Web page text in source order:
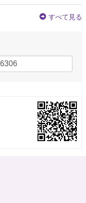
すべて見る